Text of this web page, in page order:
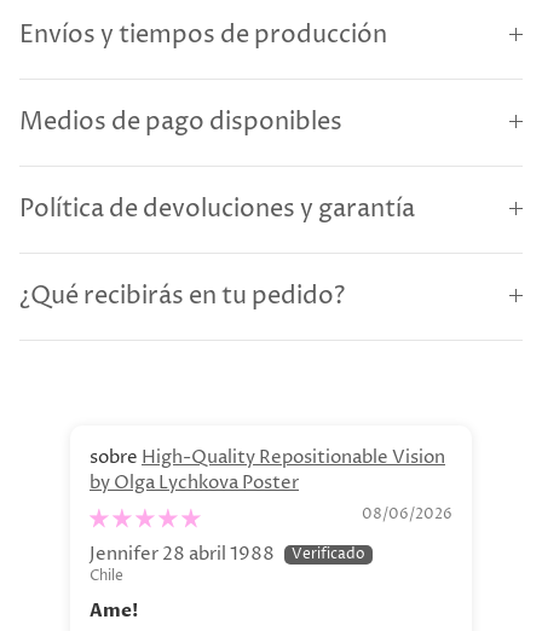
Envíos y tiempos de producción
Medios de pago disponibles
Política de devoluciones y garantía
¿Qué recibirás en tu pedido?
High-Quality Repositionable Vision
by Olga Lychkova Poster
08/06/2026
Jennifer 28 abril 1988
Chile
Ame!